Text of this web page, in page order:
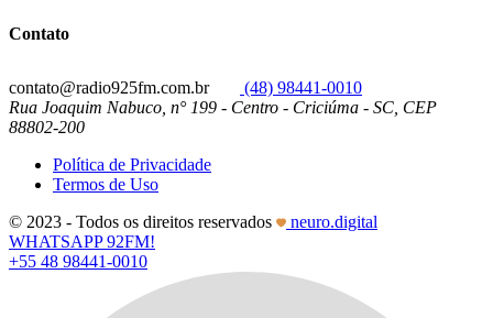
Contato
contato@radio925fm.com.br
(48) 98441-0010
Rua Joaquim Nabuco, n° 199 - Centro - Criciúma - SC, CEP
88802-200
Política de Privacidade
Termos de Uso
© 2023 - Todos os direitos reservados
neuro.digital
WHATSAPP 92FM!
+55 48 98441-0010